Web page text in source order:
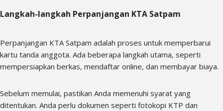
Langkah-langkah Perpanjangan KTA Satpam
Perpanjangan KTA Satpam adalah proses untuk memperbarui
kartu tanda anggota. Ada beberapa langkah utama, seperti
mempersiapkan berkas, mendaftar online, dan membayar biaya.
Sebelum memulai, pastikan Anda memenuhi syarat yang
ditentukan. Anda perlu dokumen seperti fotokopi KTP dan